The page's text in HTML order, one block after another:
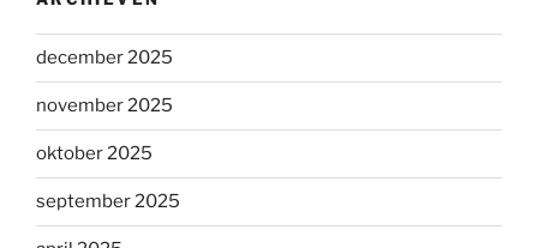
december 2025
november 2025
oktober 2025
september 2025